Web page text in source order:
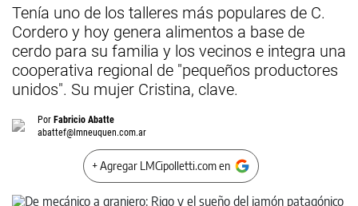
Tenía uno de los talleres más populares de C.
Cordero y hoy genera alimentos a base de
cerdo para su familia y los vecinos e integra una
cooperativa regional de "pequeños productores
unidos". Su mujer Cristina, clave.
Por Fabricio Abatte
abattef@lmneuquen.com.ar
+ Agregar LMCipolletti.com en